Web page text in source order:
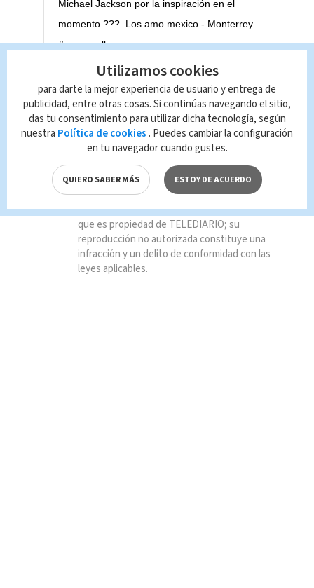
Michael Jackson por la inspiración en el
momento ???. Los amo mexico - Monterrey
#moonwalk
Una publicación compartida de J Balvin
TAGS RELACIONADOS:
Entretenimiento #Eséctáculos
Queda prohibida la reproducción total o
parcial del contenido de esta página, mismo
que es propiedad de TELEDIARIO; su
reproducción no autorizada constituye una
infracción y un delito de conformidad con las
leyes aplicables.
Utilizamos cookies
para darte la mejor experiencia de usuario y entrega de
publicidad, entre otras cosas. Si continúas navegando el sitio,
das tu consentimiento para utilizar dicha tecnología, según
nuestra Política de cookies . Puedes cambiar la configuración
en tu navegador cuando gustes.
QUIERO SABER MÁS ESTOY DE ACUERDO